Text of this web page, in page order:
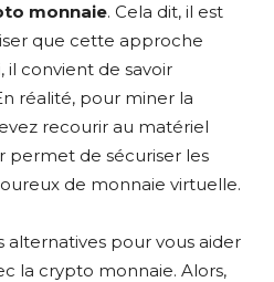
monnaie. Cela dit, il est
que cette approche
il convient de savoir
réalité, pour miner la
recourir au matériel
permet de sécuriser les
de monnaie virtuelle.
alternatives pour vous aider
la crypto monnaie. Alors,